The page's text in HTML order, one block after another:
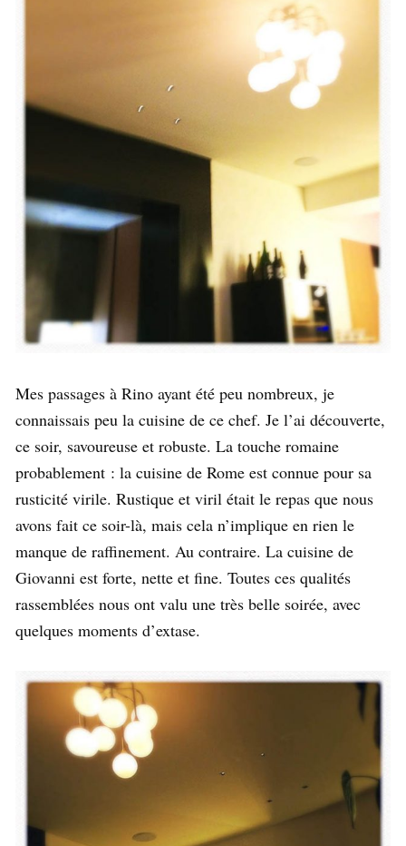
Mes passages à Rino ayant été peu nombreux, je
connaissais peu la cuisine de ce chef. Je l’ai découverte,
ce soir, savoureuse et robuste. La touche romaine
probablement : la cuisine de Rome est connue pour sa
rusticité virile. Rustique et viril était le repas que nous
avons fait ce soir-là, mais cela n’implique en rien le
manque de raffinement. Au contraire. La cuisine de
Giovanni est forte, nette et fine. Toutes ces qualités
rassemblées nous ont valu une très belle soirée, avec
quelques moments d’extase.